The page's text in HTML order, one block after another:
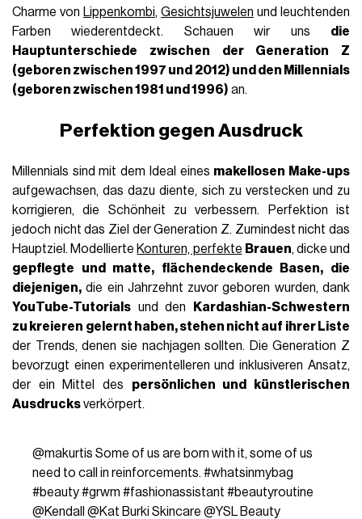
Charme von Lippenkombi,Gesichtsjuwelen und leuchtenden
Farben wiederentdeckt. Schauen wir uns die
Hauptunterschiede zwischen der Generation Z
(geboren zwischen 1997 und 2012) und den Millennials
(geboren zwischen 1981 und 1996) an.
Perfektion gegen Ausdruck
Millennials sind mit dem Ideal eines makellosen Make-ups
aufgewachsen, das dazu diente, sich zu verstecken und zu
korrigieren, die Schönheit zu verbessern. Perfektion ist
jedoch nicht das Ziel der Generation Z. Zumindest nicht das
Hauptziel. Modellierte Konturen, perfekte Brauen, dicke und
gepflegte und matte, flächendeckende Basen, die
diejenigen, die ein Jahrzehnt zuvor geboren wurden, dank
YouTube-Tutorials und den
Kardashian-Schwestern
zu kreieren gelernt haben, stehen nicht auf ihrer Liste
der Trends, denen sie nachjagen sollten. Die Generation Z
bevorzugt einen experimentelleren und inklusiveren Ansatz,
der ein Mittel des persönlichen und künstlerischen
Ausdrucksverkörpert.
@makurtis Some of us are born with it, some of us
need to call in reinforcements. #whatsinmybag
#beauty#grwm #fashionassistant #beautyroutine
@Kendall @Kat Burki Skincare @YSL Beauty